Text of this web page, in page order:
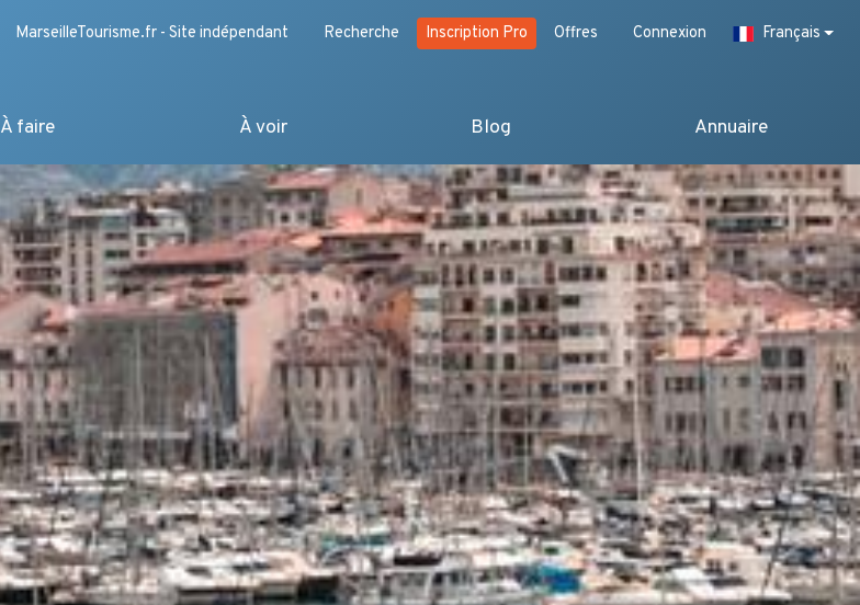
MarseilleTourisme.fr - Site indépendant Recherche Inscription Pro Offres Connexion Français
À faire À voir Blog Annuaire